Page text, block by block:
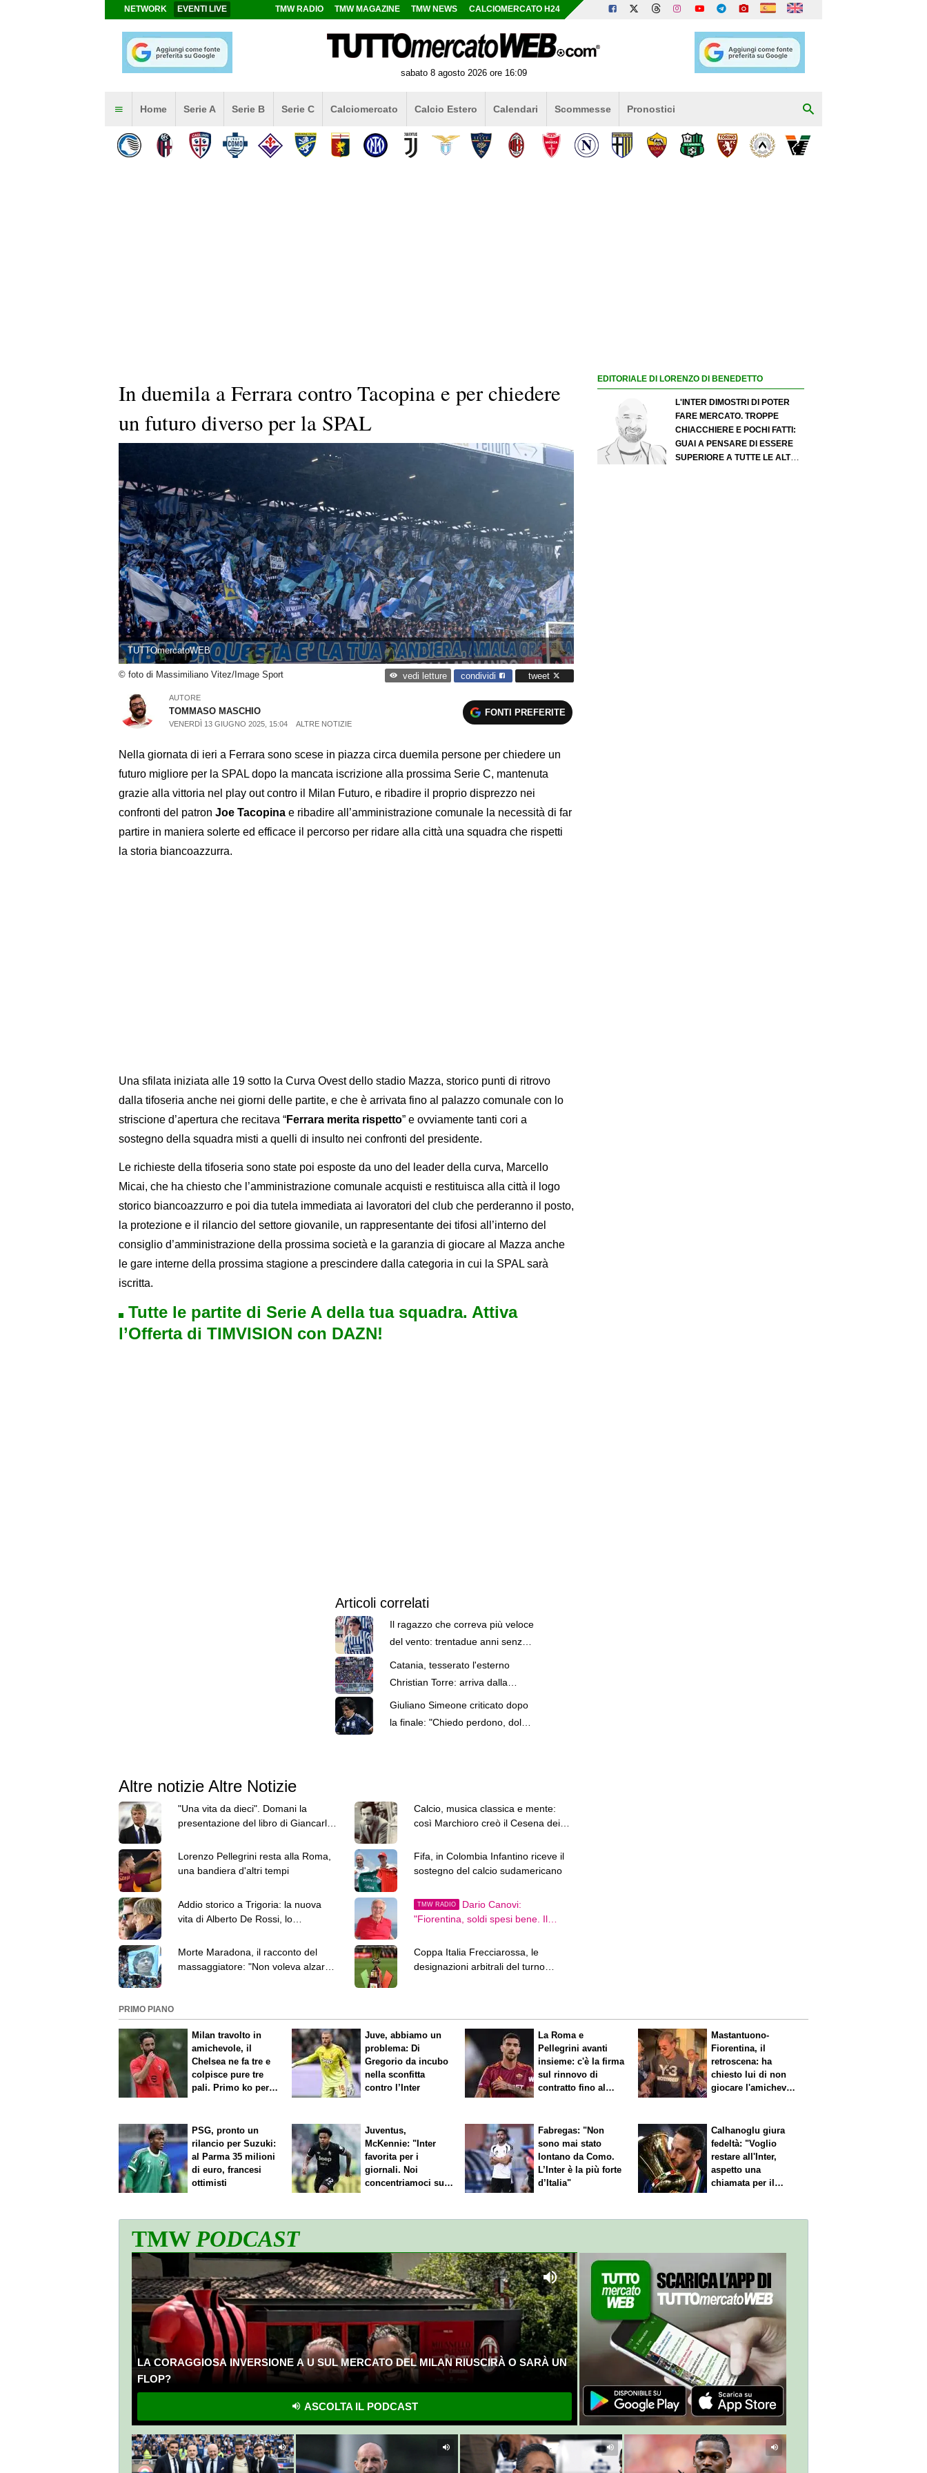
NETWORK EVENTI LIVE TMW RADIO TMW MAGAZINE TMW NEWS CALCIOMERCATO H24
sabato 8 agosto 2026 ore 16:09
Home Serie A Serie B Serie C Calciomercato Calcio Estero Calendari Scommesse Pronostici
In duemila a Ferrara contro Tacopina e per chiedere
un futuro diverso per la SPAL
TUTTOmercatoWEB
© foto di Massimiliano Vitez/Image Sport vedi letture condividi tweet
AUTORE
TOMMASO MASCHIO
VENERDÌ 13 GIUGNO 2025, 15:04 ALTRE NOTIZIE
FONTI PREFERITE
Nella giornata di ieri a Ferrara sono scese in piazza circa duemila persone per chiedere un
futuro migliore per la SPAL dopo la mancata iscrizione alla prossima Serie C, mantenuta
grazie alla vittoria nel play out contro il Milan Futuro, e ribadire il proprio disprezzo nei
confronti del patron Joe Tacopina e ribadire all’amministrazione comunale la necessità di far
partire in maniera solerte ed efficace il percorso per ridare alla città una squadra che rispetti
la storia biancoazzurra.
Una sfilata iniziata alle 19 sotto la Curva Ovest dello stadio Mazza, storico punti di ritrovo
dalla tifoseria anche nei giorni delle partite, e che è arrivata fino al palazzo comunale con lo
striscione d’apertura che recitava “Ferrara merita rispetto” e ovviamente tanti cori a
sostegno della squadra misti a quelli di insulto nei confronti del presidente.
Le richieste della tifoseria sono state poi esposte da uno del leader della curva, Marcello
Micai, che ha chiesto che l’amministrazione comunale acquisti e restituisca alla città il logo
storico biancoazzurro e poi dia tutela immediata ai lavoratori del club che perderanno il posto,
la protezione e il rilancio del settore giovanile, un rappresentante dei tifosi all’interno del
consiglio d’amministrazione della prossima società e la garanzia di giocare al Mazza anche
le gare interne della prossima stagione a prescindere dalla categoria in cui la SPAL sarà
iscritta.
Tutte le partite di Serie A della tua squadra. Attiva
l’Offerta di TIMVISION con DAZN!
Articoli correlati
Il ragazzo che correva più veloce
del vento: trentadue anni senza
Catania, tesserato l'esterno
Christian Torre: arriva dalla
Primavera del Napoli
Giuliano Simeone criticato dopo
la finale: "Chiedo perdono, dolore
Altre notizie Altre Notizie
"Una vita da dieci". Domani la
presentazione del libro di Giancarlo
Calcio, musica classica e mente:
così Marchioro creò il Cesena dei
Lorenzo Pellegrini resta alla Roma,
una bandiera d'altri tempi
Fifa, in Colombia Infantino riceve il
sostegno del calcio sudamericano
Addio storico a Trigoria: la nuova
vita di Alberto De Rossi, lo
TMW RADIO
Dario Canovi:
"Fiorentina, soldi spesi bene. Il
Morte Maradona, il racconto del
massaggiatore: "Non voleva alzarsi
Coppa Italia Frecciarossa, le
designazioni arbitrali del turno
EDITORIALE DI LORENZO DI BENEDETTO
L'INTER DIMOSTRI DI POTER
FARE MERCATO. TROPPE
CHIACCHIERE E POCHI FATTI:
GUAI A PENSARE DI ESSERE
SUPERIORE A TUTTE LE ALTRE
PRIMO PIANO
Milan travolto in
amichevole, il
Chelsea ne fa tre e
colpisce pure tre
pali. Primo ko per
Juve, abbiamo un
problema: Di
Gregorio da incubo
nella sconfitta
contro l’Inter
La Roma e
Pellegrini avanti
insieme: c'è la firma
sul rinnovo di
contratto fino al
Mastantuono-
Fiorentina, il
retroscena: ha
chiesto lui di non
giocare l'amichevole
PSG, pronto un
rilancio per Suzuki:
al Parma 35 milioni
di euro, francesi
ottimisti
Juventus,
McKennie: "Inter
favorita per i
giornali. Noi
concentriamoci sul
Fabregas: "Non
sono mai stato
lontano da Como.
L’Inter è la più forte
d’Italia"
Calhanoglu giura
fedeltà: "Voglio
restare all'Inter,
aspetto una
chiamata per il
TMWPODCAST
LA CORAGGIOSA INVERSIONE A U SUL MERCATO DEL MILAN RIUSCIRÀ O SARÀ UN
FLOP?
ASCOLTA IL PODCAST